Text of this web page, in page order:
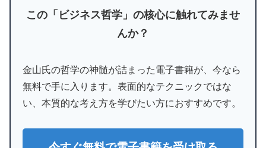
この「ビジネス哲学」の核心に触れてみませ
んか？
金山氏の哲学の神髄が詰まった電子書籍が、今なら
無料で手に入ります。表面的なテクニックではな
い、本質的な考え方を学びたい方におすすめです。